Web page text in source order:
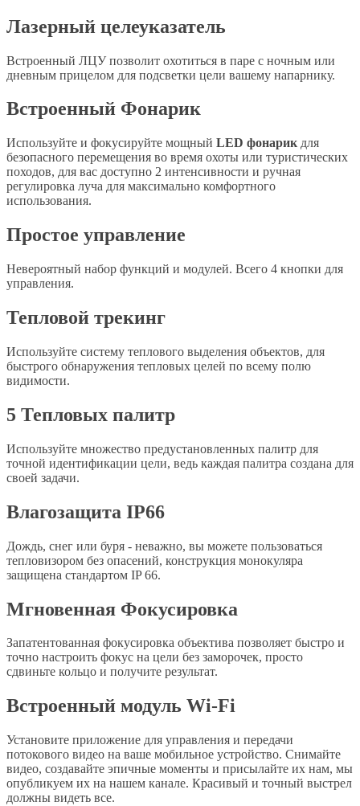
Лазерный целеуказатель
Встроенный ЛЦУ позволит охотиться в паре с ночным или
дневным прицелом для подсветки цели вашему напарнику.
Встроенный Фонарик
Используйте и фокусируйте мощный LED фонарик для
безопасного перемещения во время охоты или туристических
походов, для вас доступно 2 интенсивности и ручная
регулировка луча для максимально комфортного
использования.
Простое управление
Невероятный набор функций и модулей. Всего 4 кнопки для
управления.
Тепловой трекинг
Используйте систему теплового выделения объектов, для
быстрого обнаружения тепловых целей по всему полю
видимости.
5 Тепловых палитр
Используйте множество предустановленных палитр для
точной идентификации цели, ведь каждая палитра создана для
своей задачи.
Влагозащита IP66
Дождь, снег или буря - неважно, вы можете пользоваться
тепловизором без опасений, конструкция монокуляра
защищена стандартом IP 66.
Мгновенная Фокусировка
Запатентованная фокусировка объектива позволяет быстро и
точно настроить фокус на цели без заморочек, просто
сдвиньте кольцо и получите результат.
Встроенный модуль Wi-Fi
Установите приложение для управления и передачи
потокового видео на ваше мобильное устройство. Снимайте
видео, создавайте эпичные моменты и присылайте их нам, мы
опубликуем их на нашем канале. Красивый и точный выстрел
должны видеть все.